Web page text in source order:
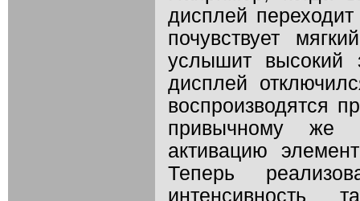
дисплей
почувствует
услышит высокий
дисплей
воспроизводятся
привычному же
активацию
Теперь
интенсивность